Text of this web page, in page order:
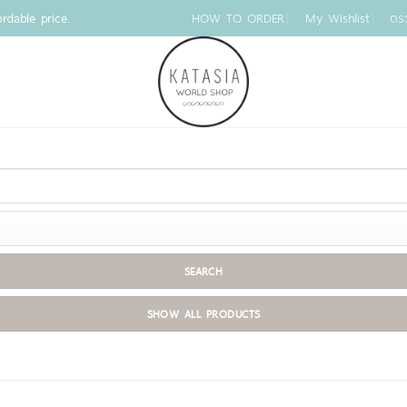
price. HOW TO ORDER My Wishlist ต